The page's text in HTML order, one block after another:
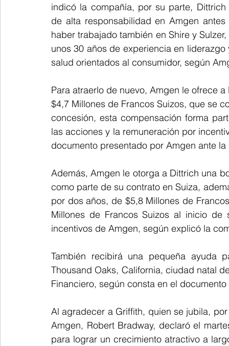
indicó la compañía, por su parte,
de alta responsabilidad en Amgen
haber trabajado también en Shire y
unos 30 años de experiencia en
salud orientados al consumidor, según
Para atraerlo de nuevo, Amgen le ofrece
$4,7 Millones de Francos Suizos, que se
concesión, esta compensación forma
las acciones y la remuneración por
documento presentado por Amgen ante
Además, Amgen le otorga a Dittrich una
como parte de su contrato en Suiza,
por dos años, de $5,8 Millones de
Millones de Francos Suizos al inicio
incentivos de Amgen, según explicó la
También recibirá una pequeña ayuda
Thousand Oaks, California, ciudad natal
Financiero, según consta en el
Al agradecer a Griffith, quien se jubila,
Amgen, Robert Bradway, declaró el
para lograr un crecimiento atractivo a